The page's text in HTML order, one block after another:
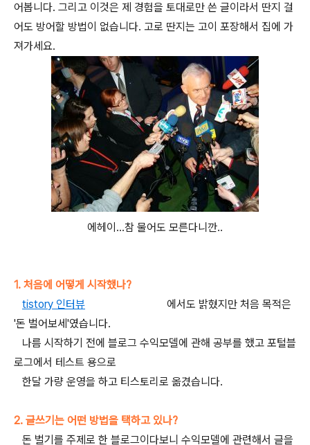
어봅니다. 그리고 이것은 제 경험을 토대로만 쓴 글이라서 딴지 걸
어도 방어할 방법이 없습니다. 고로 딴지는 고이 포장해서 집에 가
져가세요.
에헤이...참 물어도 모른다니깐..
1. 처음에 어떻게 시작했나?
tistory 인터뷰
에서도 밝혔지만 처음 목적은
'돈 벌어보세'였습니다.
나름 시작하기 전에 블로그 수익모델에 관해 공부를 했고 포털블
로그에서 테스트 용으로
한달 가량 운영을 하고 티스토리로 옮겼습니다.
2. 글쓰기는 어떤 방법을 택하고 있나?
돈 벌기를 주제로 한 블로그이다보니 수익모델에 관련해서 글을